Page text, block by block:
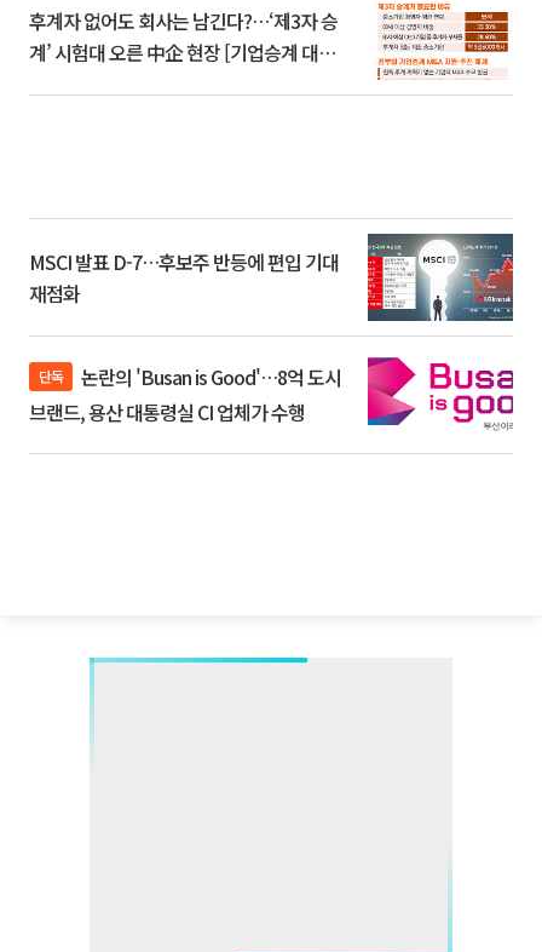
후계자 없어도 회사는 남긴다?…‘제3자 승
계’ 시험대 오른 中企 현장 [기업승계 대전
MSCI 발표 D-7…후보주 반등에 편입 기대
재점화
단독
브랜드, 용산 대통령실 CI 업체가 수행